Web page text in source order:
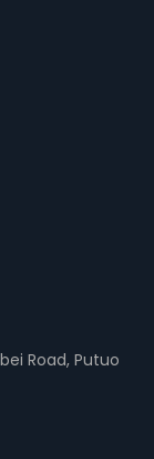
Road, Putuo